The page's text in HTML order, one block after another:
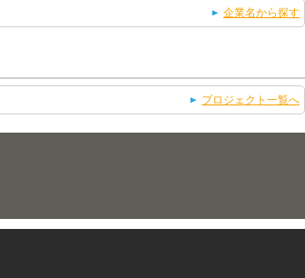
企業名から探す
プロジェクト一覧へ